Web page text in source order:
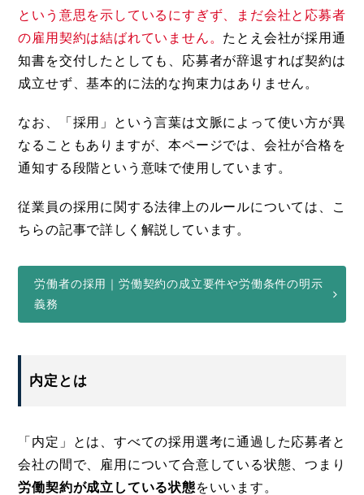
という意思を示しているにすぎず、まだ会社と応募者
の雇用契約は結ばれていません。 たとえ会社が採用通
知書を交付したとしても、応募者が辞退すれば契約は
成立せず、基本的に法的な拘束力はありません。
なお、「採用」という言葉は文脈によって使い方が異
なることもありますが、本ページでは、会社が合格を
通知する段階という意味で使用しています。
従業員の採用に関する法律上のルールについては、こ
ちらの記事で詳しく解説しています。
労働者の採用｜労働契約の成立要件や労働条件の明示
義務
内定とは
「内定」とは、すべての採用選考に通過した応募者と
会社の間で、雇用について合意している状態、つまり
労働契約が成立している状態をいいます。